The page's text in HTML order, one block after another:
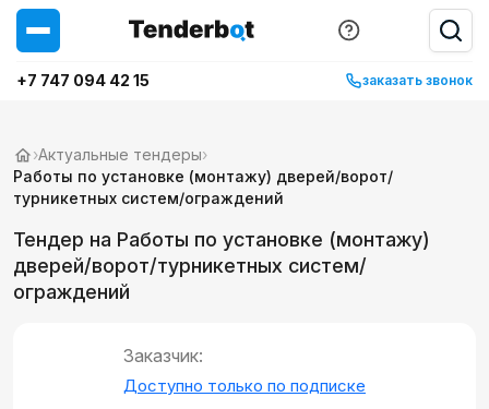
+7 747 094 42 15 заказать звонок
›Актуальные тендеры›
Работы по установке (монтажу) дверей/ворот/
турникетных систем/ограждений
Тендер на Работы по установке (монтажу)
дверей/ворот/турникетных систем/
ограждений
Заказчик:
Доступно только по подписке